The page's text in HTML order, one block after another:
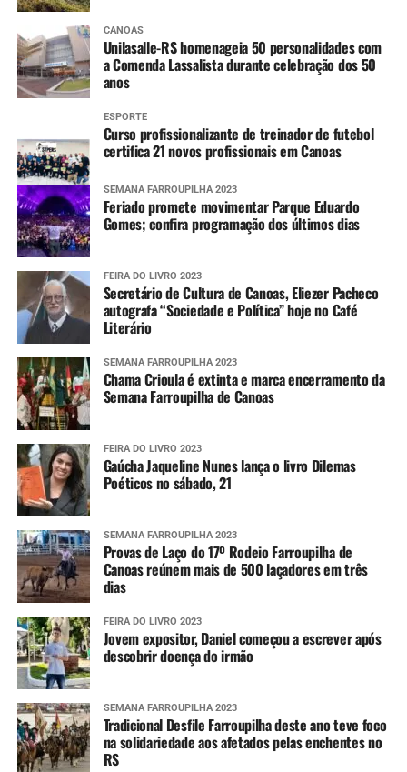
CANOAS
Unilasalle-RS homenageia 50 personalidades com
a Comenda Lassalista durante celebração dos 50
anos
ESPORTE
Curso profissionalizante de treinador de futebol
certifica 21 novos profissionais em Canoas
SEMANA FARROUPILHA 2023
Feriado promete movimentar Parque Eduardo
Gomes; confira programação dos últimos dias
FEIRA DO LIVRO 2023
Secretário de Cultura de Canoas, Eliezer Pacheco
autografa “Sociedade e Política” hoje no Café
Literário
SEMANA FARROUPILHA 2023
Chama Crioula é extinta e marca encerramento da
Semana Farroupilha de Canoas
FEIRA DO LIVRO 2023
Gaúcha Jaqueline Nunes lança o livro Dilemas
Poéticos no sábado, 21
SEMANA FARROUPILHA 2023
Provas de Laço do 17º Rodeio Farroupilha de
Canoas reúnem mais de 500 laçadores em três
dias
FEIRA DO LIVRO 2023
Jovem expositor, Daniel começou a escrever após
descobrir doença do irmão
SEMANA FARROUPILHA 2023
Tradicional Desfile Farroupilha deste ano teve foco
na solidariedade aos afetados pelas enchentes no
RS